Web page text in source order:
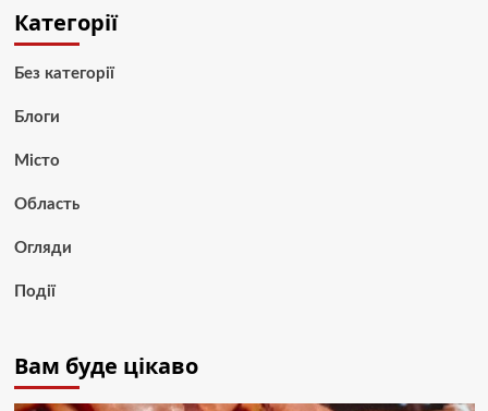
Категорії
Без категорії
Блоги
Місто
Область
Огляди
Події
Вам буде цікаво